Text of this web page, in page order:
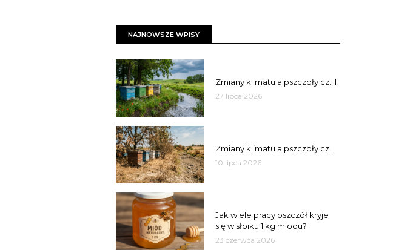
NAJNOWSZE WPISY
Zmiany klimatu a pszczoły cz. II
27 lipca 2026
Zmiany klimatu a pszczoły cz. I
10 lipca 2026
Jak wiele pracy pszczół kryje
się w słoiku 1 kg miodu?
23 czerwca 2026